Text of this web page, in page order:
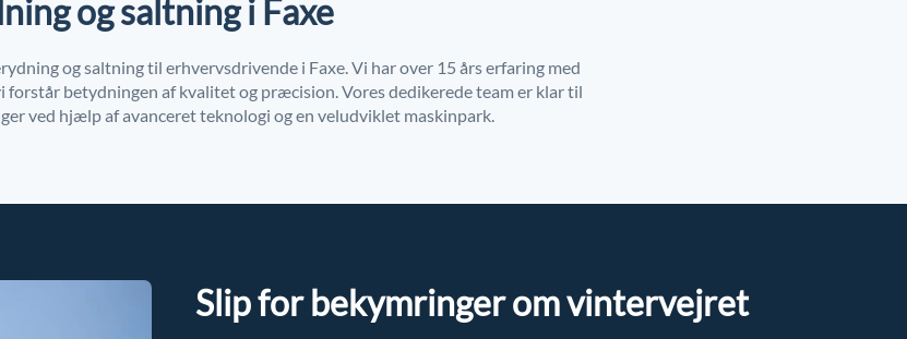
og saltning i Faxe
og saltning til erhvervsdrivende i Faxe. Vi har over 15 års erfaring med
forstår betydningen af kvalitet og præcision. Vores dedikerede team er klar til
ved hjælp af avanceret teknologi og en veludviklet maskinpark.
Slip for bekymringer om vintervejret